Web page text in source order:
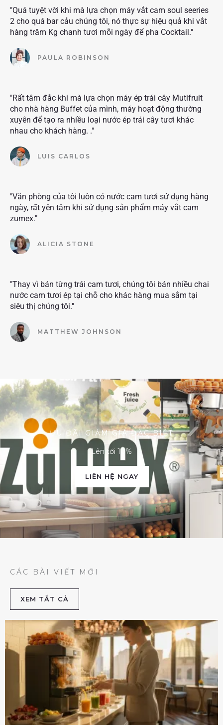
"Quá tuyệt vời khi mà lựa chọn máy vắt cam soul seeries
2 cho quá bar cảu chúng tôi, nó thực sự hiệu quả khi vắt
hàng trăm Kg chanh tươi mỗi ngày để pha Cocktail."
PAULA ROBINSON
"Rất tâm đắc khi mà lựa chọn máy ép trái cây Mutifruit
cho nhà hàng Buffet của mình, máy hoạt động thường
xuyên để tạo ra nhiều loại nước ép trái cây tươi khác
nhau cho khách hàng. ."
LUIS CARLOS
"Văn phòng của tôi luôn có nước cam tươi sử dụng hàng
ngày, rất yên tâm khi sử dụng sản phẩm máy vắt cam
zumex."
ALICIA STONE
"Thay vì bán từng trái cam tươi, chúng tôi bán nhiều chai
nước cam tươi ép tại chỗ cho khác hàng mua sắm tại
siêu thị chúng tôi."
MATTHEW JOHNSON
ƯU ĐÃI GIẢM GIÁ ĐẶC BIỆT
Lên tới 10%
LIÊN HỆ NGAY
CÁC BÀI VIẾT MỚI
XEM TẮT CẢ